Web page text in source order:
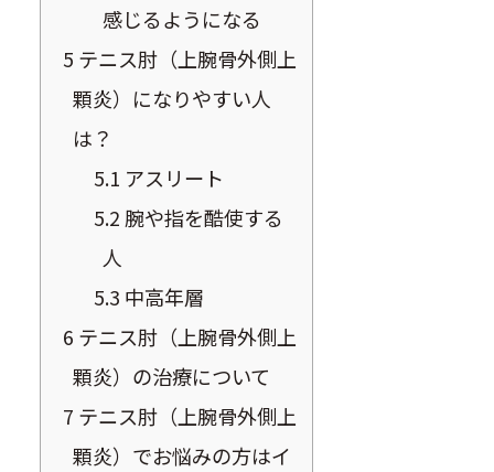
感じるようになる
5 テニス肘（上腕骨外側上
顆炎）になりやすい人
は？
5.1 アスリート
5.2腕や指を酷使する
人
5.3 中高年層
6 テニス肘（上腕骨外側上
顆炎）の治療について
7 テニス肘（上腕骨外側上
顆炎）でお悩みの方はイ